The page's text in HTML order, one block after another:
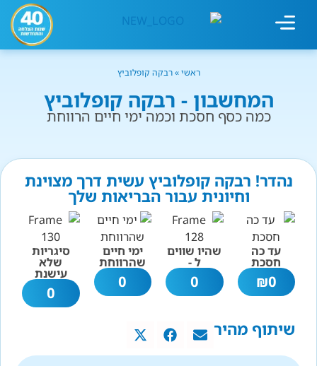
ראשי»רבקה קופלוביץ
המחשבון - רבקה קופלוביץ
כמה כסף חסכת וכמה ימי חיים הרווחת
נהדר! רבקה קופלוביץ עשית דרך מצוינת
וחיונית עבור הבריאות שלך
עד כה
חסכת
0
₪
שהיו שווים
ל -
0
ימי חיים
שהרווחת
0
סיגריות
שלא
עישנת
0
שיתוף מהיר